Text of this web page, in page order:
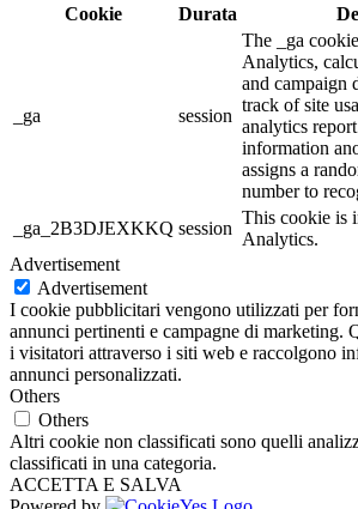
Cookie
Durata
_ga session
The _ga
Analytics,
and campaign
track of site
analytics
information
assigns a
number to
_ga_2B3DJEXKKQ session
This cookie is
Analytics.
Advertisement
Advertisement
I cookie pubblicitari vengono utilizzati per
annunci pertinenti e campagne di marketing.
i visitatori attraverso i siti web e raccolgono
annunci personalizzati.
Others
Others
Altri cookie non classificati sono quelli
classificati in una categoria.
ACCETTA E SALVA